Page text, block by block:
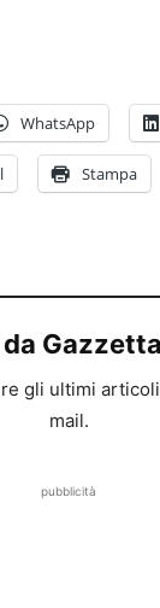
WhatsApp
Stampa
gli ultimi
mail.
pubblicità